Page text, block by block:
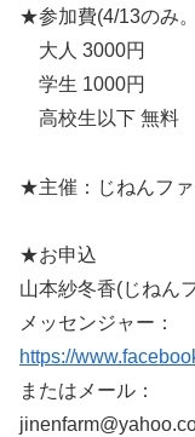
★参加費(4/13のみ
大人 3000円
学生 1000円
高校生以下 無料
★主催：じねんファ
★お申込
山本紗冬香(じねん
メッセンジャー：
https://
またはメール：